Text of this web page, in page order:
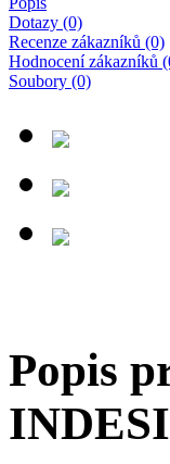
Dotazy (0)
Recenze zákazníků (0)
Hodnocení zákazníků
Soubory (0)
Popis